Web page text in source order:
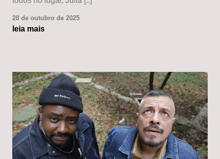
28 de outubro de 2025
leia mais